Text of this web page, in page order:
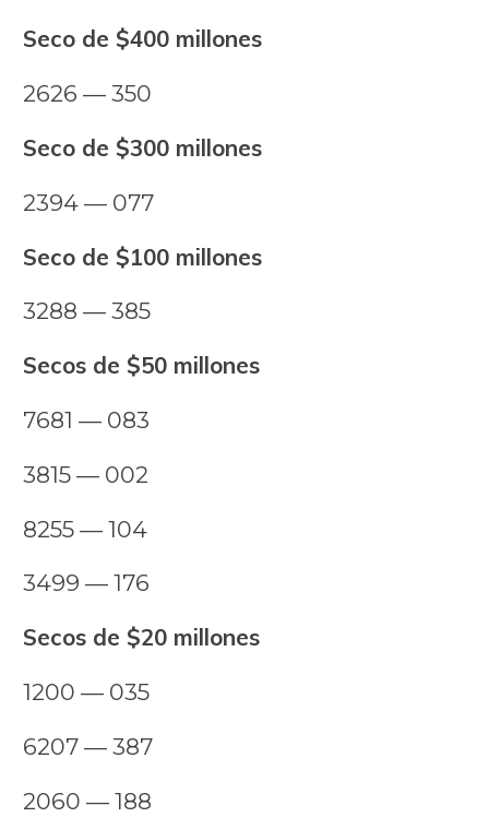
Seco de $400 millones
2626 — 350
Seco de $300 millones
2394 — 077
Seco de $100 millones
3288 — 385
Secos de $50 millones
7681 — 083
3815 — 002
8255 — 104
3499 — 176
Secos de $20 millones
1200 — 035
6207 — 387
2060 — 188